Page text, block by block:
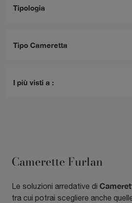
Tipologia
Tipo Cameretta
I più visti a :
Camerette Furlan
Le soluzioni arredative di
tra cui potrai scegliere anche